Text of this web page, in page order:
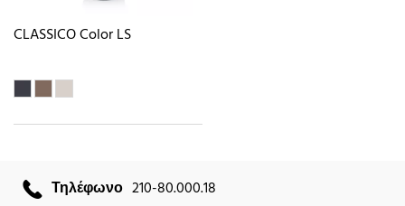
CLASSICO Color LS
Τηλέφωνο 210-80.000.18